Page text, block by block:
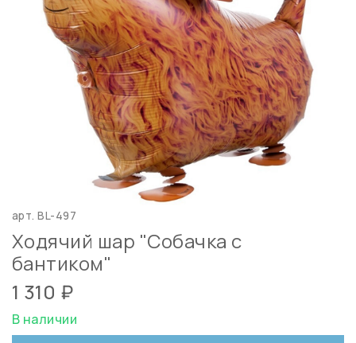
арт.BL-497
Ходячий шар "Собачка с
бантиком"
1 310 ₽
В наличии